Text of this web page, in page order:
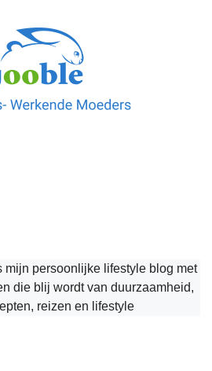
mijn persoonlijke lifestyle blog met
die blij wordt van duurzaamheid,
reizen en lifestyle